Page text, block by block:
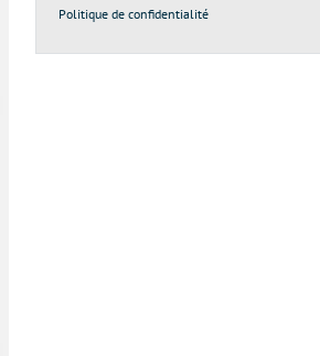
Politique de confidentialité